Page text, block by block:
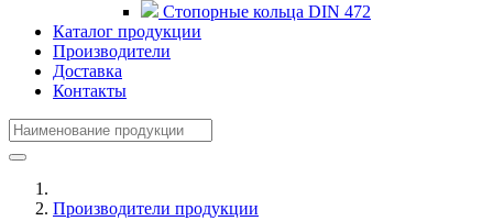
Стопорные кольца DIN 472
Каталог продукции
Производители
Доставка
Контакты
Производители продукции